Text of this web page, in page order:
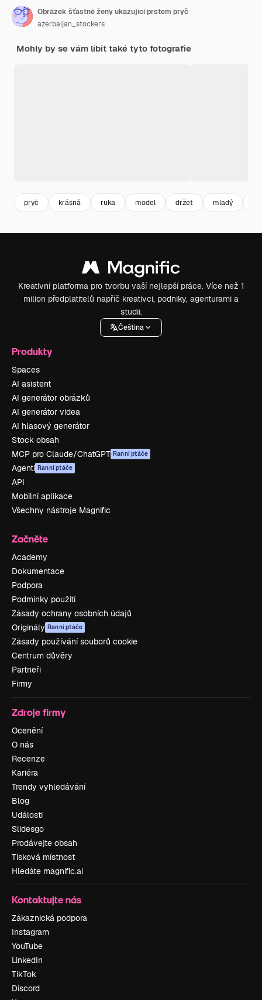
Obrázek šťastné ženy ukazující prstem pryč
azerbaijan_stockers
Mohly by se vám líbit také tyto fotografie
pryč krásná ruka model držet mladý
Kreativní platforma pro tvorbu vaší nejlepší práce. Více než 1
milion předplatitelů napříč kreativci, podniky, agenturami a
studii.
Čeština
Produkty
Spaces
AI asistent
AI generátor obrázků
AI generátor videa
AI hlasový generátor
Stock obsah
MCP pro Claude/ChatGPT Ranní ptáče
Agenti Ranní ptáče
API
Mobilní aplikace
Všechny nástroje Magnific
Začněte
Academy
Dokumentace
Podpora
Podmínky použití
Zásady ochrany osobních údajů
Originály Ranní ptáče
Zásady používání souborů cookie
Centrum důvěry
Partneři
Firmy
Zdroje firmy
Ocenění
O nás
Recenze
Kariéra
Trendy vyhledávání
Blog
Události
Slidesgo
Prodávejte obsah
Tisková místnost
Hledáte magnific.ai
Kontaktujte nás
Zákaznická podpora
Instagram
YouTube
LinkedIn
TikTok
Discord